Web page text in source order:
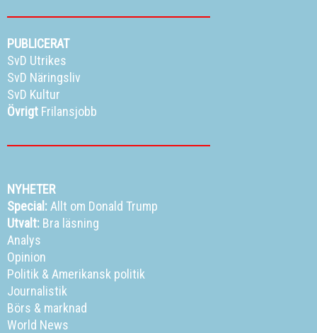
PUBLICERAT
SvD Utrikes
SvD Näringsliv
SvD Kultur
Övrigt Frilansjobb
NYHETER
Special:Allt om Donald Trump
Utvalt: Bra läsning
Analys
Opinion
Politik & Amerikansk politik
Journalistik
Börs & marknad
World News